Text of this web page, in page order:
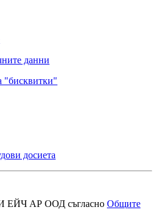
данни
"бисквитки"
досиета
И ЕЙЧ АР ООД съгласно Общите